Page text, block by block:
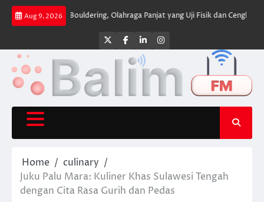
Skip
Aug 9, 2026
Bouldering, Olahraga Panjat yang Uji Fisik dan Cengkeraman Zee
Twitter
Facebook
LinkedInInstagram
Home
culinary
Juku Palu Mara: Kuliner Khas Sulawesi Tengah
dengan Cita Rasa Gurih dan Pedas